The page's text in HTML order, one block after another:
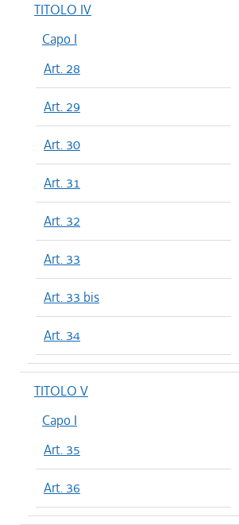
TITOLO IV
Capo I
Art. 28
Art. 29
Art. 30
Art. 31
Art. 32
Art. 33
Art. 33 bis
Art. 34
TITOLO V
Capo I
Art. 35
Art. 36